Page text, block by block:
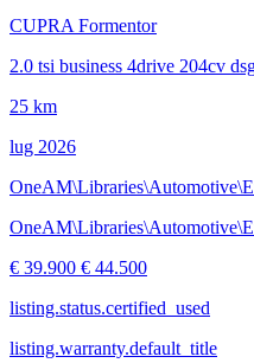
CUPRA Formentor
2.0 tsi business 4drive 204cv
25 km
lug 2026
€ 39.900 € 44.500
listing.status.certified_used
listing.warranty.default_title